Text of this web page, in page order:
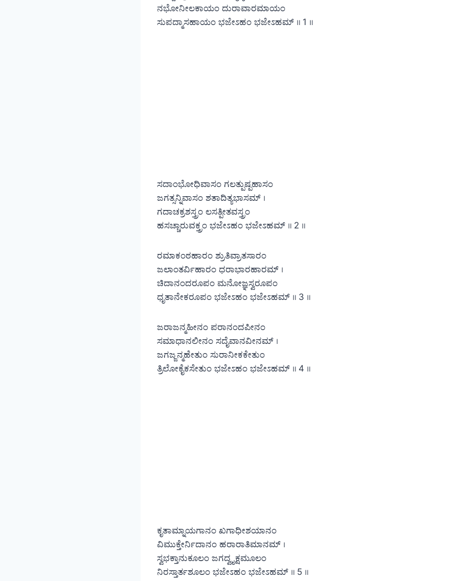
ನಭೋನೀಲಕಾಯಂ ದುರಾವಾರಮಾಯಂ
ಸುಪದ್ಮಾಸಹಾಯಂ ಭಜೇಽಹಂ ಭಜೇಽಹಮ್ ॥ 1 ॥
ಸದಾಂಭೋಧಿವಾಸಂ ಗಲತ್ಪುಷ್ಪಹಾಸಂ
ಜಗತ್ಸನ್ನಿವಾಸಂ ಶತಾದಿತ್ಯಭಾಸಮ್ ।
ಗದಾಚಕ್ರಶಸ್ತ್ರಂ ಲಸತ್ಪೀತವಸ್ತ್ರಂ
ಹಸಚ್ಚಾರುವಕ್ತ್ರಂ ಭಜೇಽಹಂ ಭಜೇಽಹಮ್ ॥ 2 ॥
ರಮಾಕಂಠಹಾರಂ ಶ್ರುತಿವ್ರಾತಸಾರಂ
ಜಲಾಂತರ್ವಿಹಾರಂ ಧರಾಭಾರಹಾರಮ್ ।
ಚಿದಾನಂದರೂಪಂ ಮನೋಜ್ಞಸ್ವರೂಪಂ
ಧೃತಾನೇಕರೂಪಂ ಭಜೇಽಹಂ ಭಜೇಽಹಮ್ ॥ 3 ॥
ಜರಾಜನ್ಮಹೀನಂ ಪರಾನಂದಪೀನಂ
ಸಮಾಧಾನಲೀನಂ ಸದೈವಾನವೀನಮ್ ।
ಜಗಜ್ಜನ್ಮಹೇತುಂ ಸುರಾನೀಕಕೇತುಂ
ತ್ರಿಲೋಕೈಕಸೇತುಂ ಭಜೇಽಹಂ ಭಜೇಽಹಮ್ ॥ 4 ॥
ಕೃತಾಮ್ನಾಯಗಾನಂ ಖಗಾಧೀಶಯಾನಂ
ವಿಮುಕ್ತೇರ್ನಿದಾನಂ ಹರಾರಾತಿಮಾನಮ್ ।
ಸ್ವಭಕ್ತಾನುಕೂಲಂ ಜಗದ್ವೃಕ್ಷಮೂಲಂ
ನಿರಸ್ತಾರ್ತಶೂಲಂ ಭಜೇಽಹಂ ಭಜೇಽಹಮ್ ॥ 5 ॥